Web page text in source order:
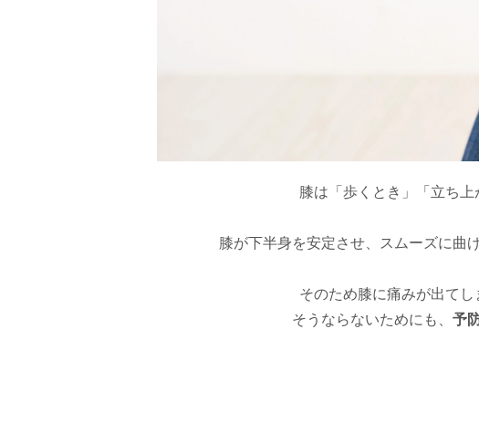
膝は「歩くとき」「立ち
膝が下半身を安定させ、スムーズに曲
そのため膝に痛みが出てし
そうならないためにも、 予